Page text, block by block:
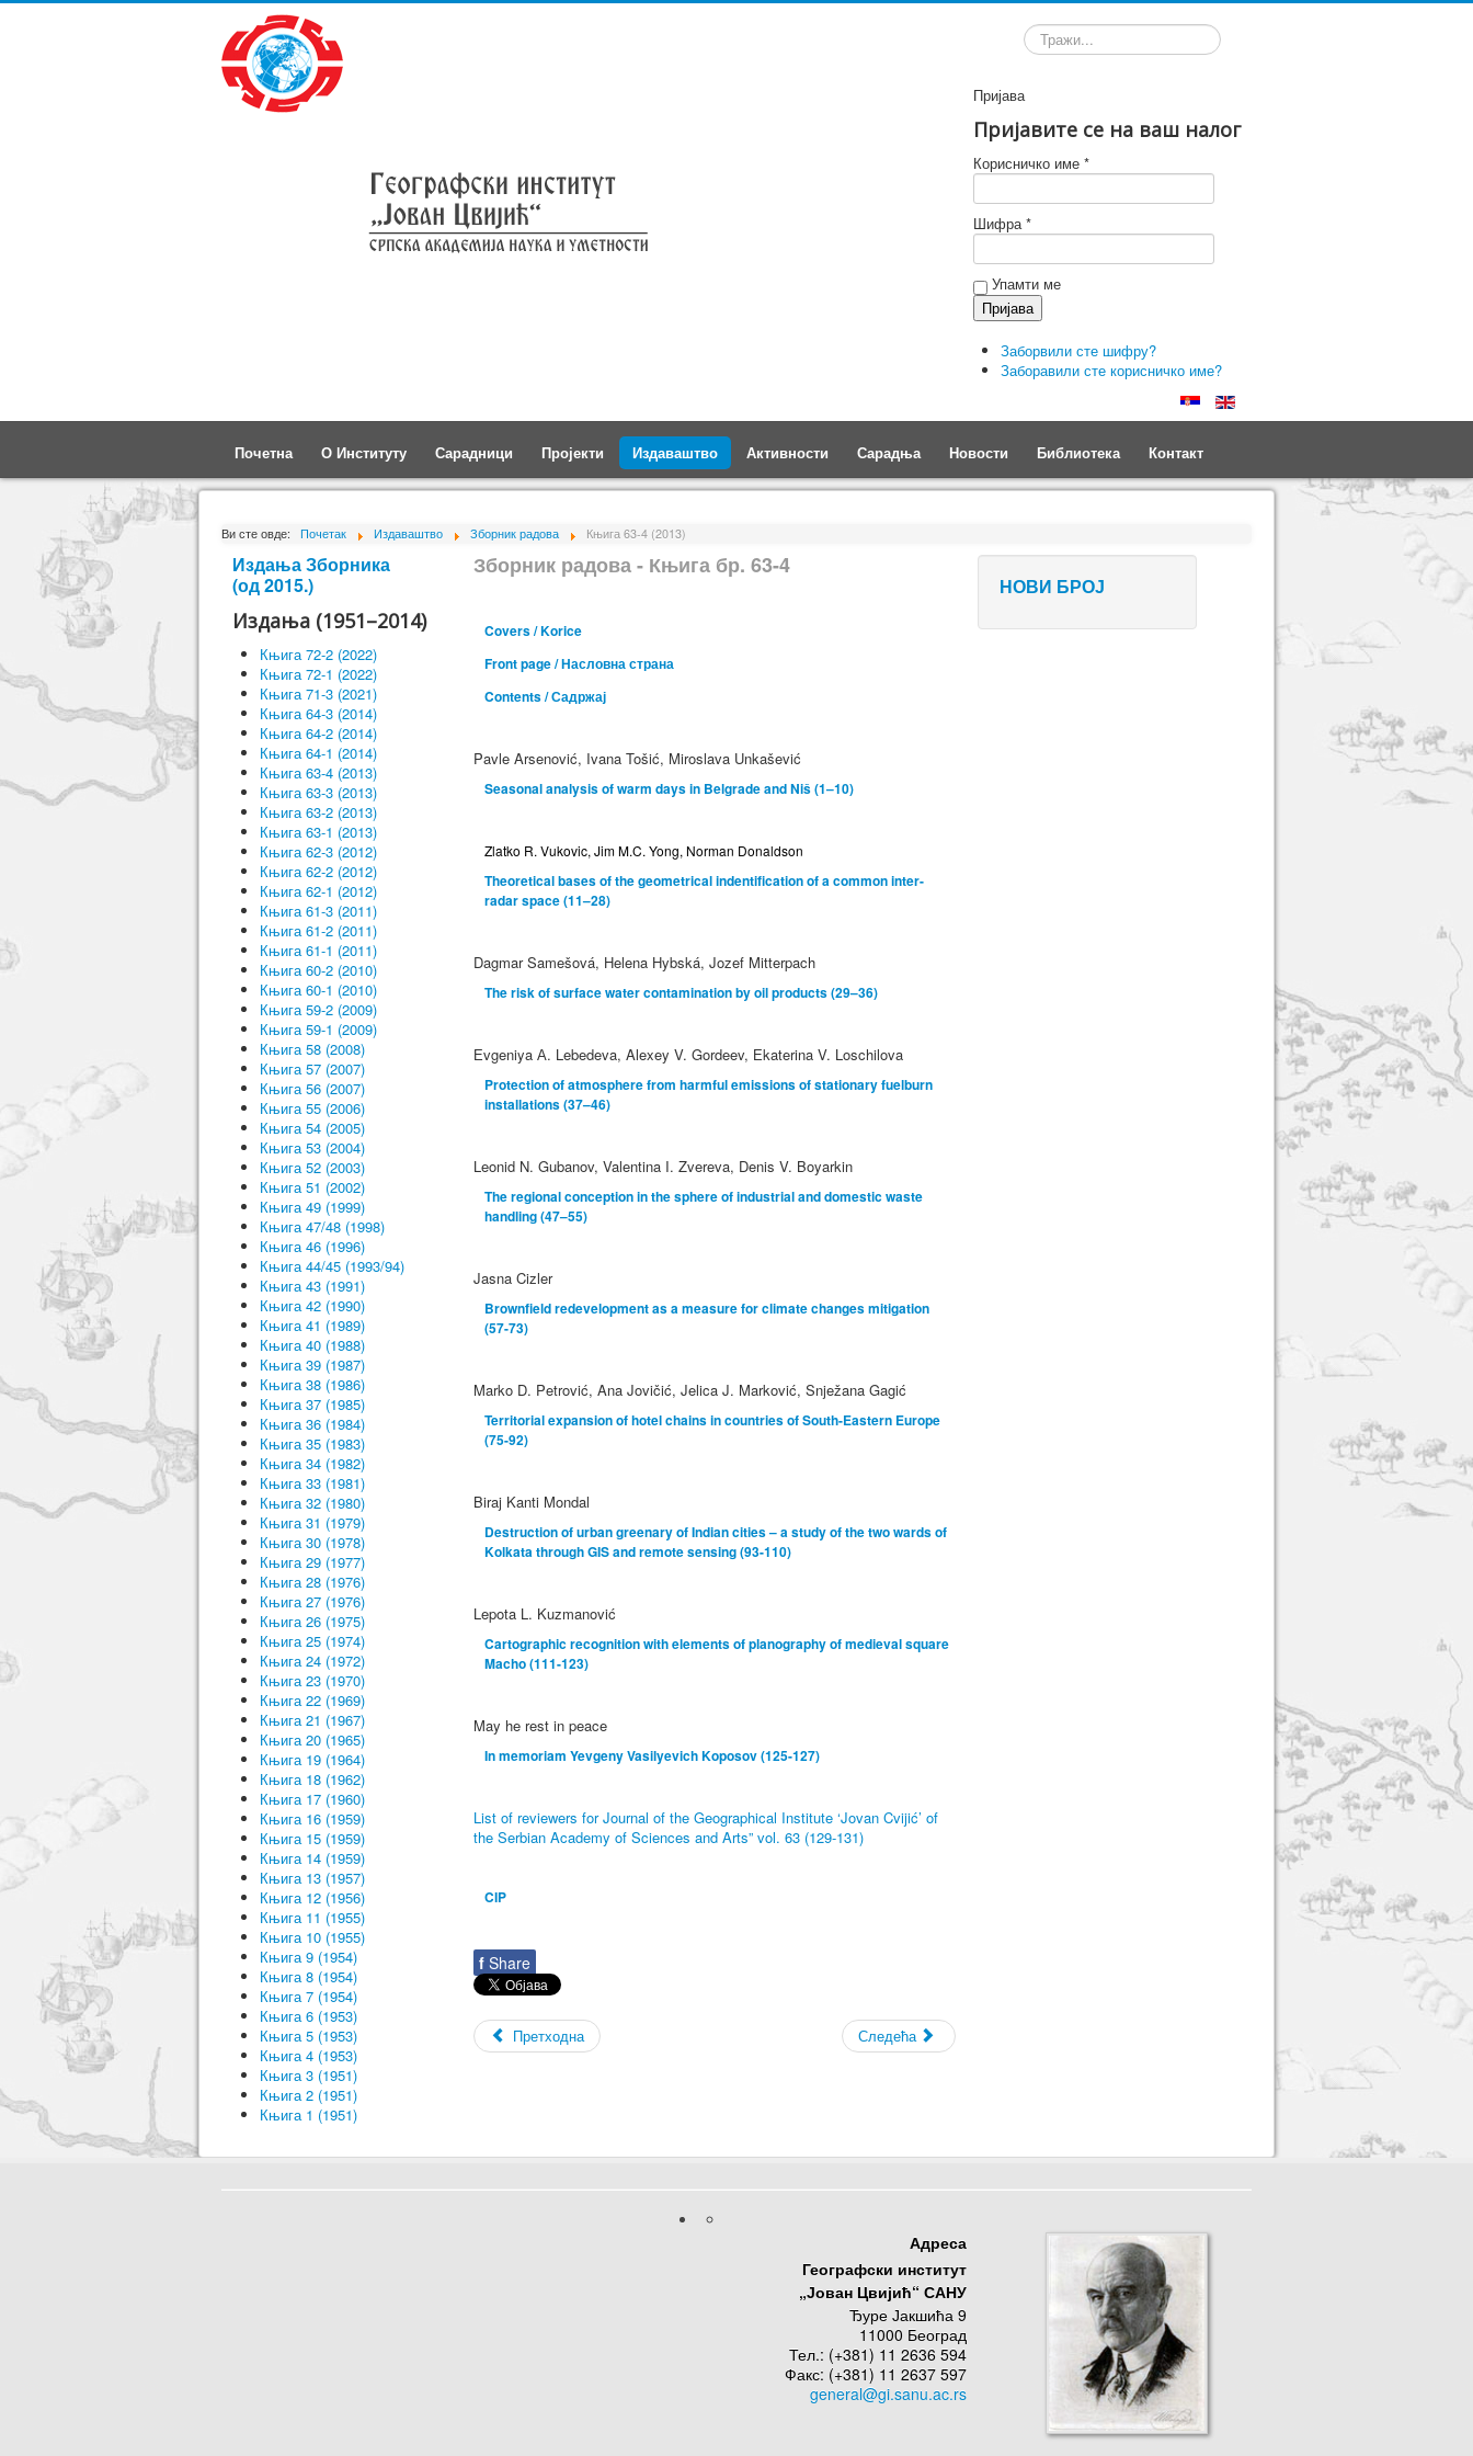
Претрага
Пријава
Пријавите се на ваш налог
Корисничко име *
Шифра *
Упамти ме
Заборвили сте шифру?
Заборавили сте корисничко име?
Почетна О Институту Сарадници Пројекти Издаваштво Активности Сарадња Новости Библиотека Контакт
Ви сте овде: Почетак Издаваштво Зборник радова Књига 63-4 (2013)
Издања Зборника
(од 2015.)
Издања (1951–2014)
Књига 72-2 (2022)
Књига 72-1 (2022)
Књига 71-3 (2021)
Књига 64-3 (2014)
Књига 64-2 (2014)
Књига 64-1 (2014)
Књига 63-4 (2013)
Књига 63-3 (2013)
Књига 63-2 (2013)
Књига 63-1 (2013)
Књига 62-3 (2012)
Књига 62-2 (2012)
Књига 62-1 (2012)
Књига 61-3 (2011)
Књига 61-2 (2011)
Књига 61-1 (2011)
Књига 60-2 (2010)
Књига 60-1 (2010)
Књига 59-2 (2009)
Књига 59-1 (2009)
Књига 58 (2008)
Књига 57 (2007)
Књига 56 (2007)
Књига 55 (2006)
Књига 54 (2005)
Књига 53 (2004)
Књига 52 (2003)
Књига 51 (2002)
Књига 49 (1999)
Књига 47/48 (1998)
Књига 46 (1996)
Књига 44/45 (1993/94)
Књига 43 (1991)
Књига 42 (1990)
Књига 41 (1989)
Књига 40 (1988)
Књига 39 (1987)
Књига 38 (1986)
Књига 37 (1985)
Књига 36 (1984)
Књига 35 (1983)
Књига 34 (1982)
Књига 33 (1981)
Књига 32 (1980)
Књига 31 (1979)
Књига 30 (1978)
Књига 29 (1977)
Књига 28 (1976)
Књига 27 (1976)
Књига 26 (1975)
Књига 25 (1974)
Књига 24 (1972)
Књига 23 (1970)
Књига 22 (1969)
Књига 21 (1967)
Књига 20 (1965)
Књига 19 (1964)
Књига 18 (1962)
Књига 17 (1960)
Књига 16 (1959)
Књига 15 (1959)
Књига 14 (1959)
Књига 13 (1957)
Књига 12 (1956)
Књига 11 (1955)
Књига 10 (1955)
Књига 9 (1954)
Књига 8 (1954)
Књига 7 (1954)
Књига 6 (1953)
Књига 5 (1953)
Књига 4 (1953)
Књига 3 (1951)
Књига 2 (1951)
Књига 1 (1951)
Зборник радова - Књига бр. 63-4
Covers / Korice
Front page / Насловна страна
Contents / Садржај
Pavle Arsenović, Ivana Tošić, Miroslava Unkašević
Seasonal analysis of warm days in Belgrade and Niš (1–10)
Zlatko R. Vukovic, Jim M.C. Yong, Norman Donaldson
Theoretical bases of the geometrical indentification of a common inter-
radar space (11–28)
Dagmar Samešová, Helena Hybská, Jozef Mitterpach
The risk of surface water contamination by oil products (29–36)
Еvgeniya А. Lebedeva, Alexey V. Gordeev, Еkaterina V. Loschilova
Protection of atmosphere from harmful emissions of stationary fuelburn
installations (37–46)
Leonid N. Gubanov, Valentina I. Zvereva, Denis V. Boyarkin
The regional conception in the sphere of industrial and domestic waste
handling (47–55)
Jasna Cizler
Brownfield redevelopment as a measure for climate changes mitigation
(57-73)
Marko D. Petrović, Ana Jovičić, Jelica J. Marković, Snježana Gagić
Territorial expansion of hotel chains in countries of South-Eastern Europe
(75-92)
Biraj Kanti Mondal
Destruction of urban greenary of Indian cities – a study of the two wards of
Kolkata through GIS and remote sensing (93-110)
Lepota L. Kuzmanović
Cartographic recognition with elements of planography of medieval square
Macho (111-123)
May he rest in peace
In memoriam Yevgeny Vasilyevich Koposov (125-127)
List of reviewers for Journal of the Geographical Institute ‘Jovan Cvijić’ of
the Serbian Academy of Sciences and Arts” vol. 63 (129-131)
CIP
f Share
Претходна Следећа
НОВИ БРОЈ
Адреса
Географски институт
„Јован Цвијић“ САНУ
Ђуре Јакшића 9
11000 Београд
Тел.: (+381) 11 2636 594
Факс: (+381) 11 2637 597